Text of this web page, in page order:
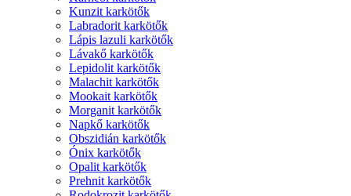
Kunzit karkötők
Labradorit karkötők
Lápis lazuli karkötők
Lávakő karkötők
Lepidolit karkötők
Malachit karkötők
Mookait karkötők
Morganit karkötők
Napkő karkötők
Obszidián karkötők
Ónix karkötők
Opalit karkötők
Prehnit karkötők